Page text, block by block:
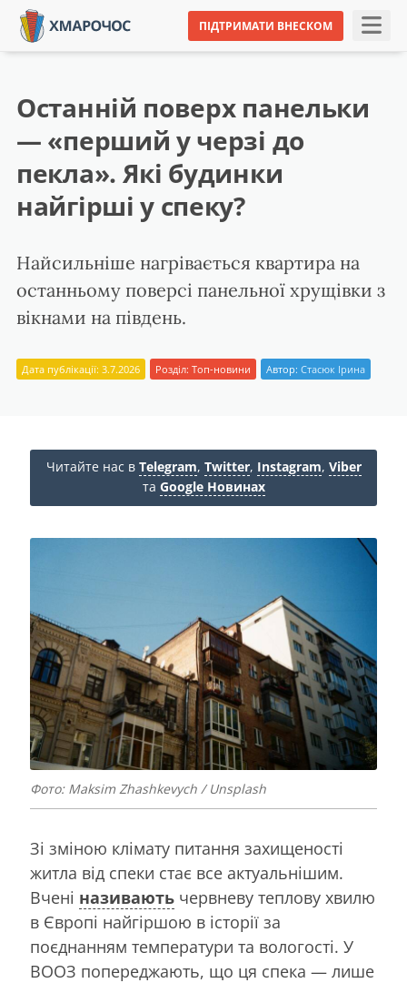
ПІДТРИМАТИ ВНЕСКОМ
Останній поверх панельки
— «перший у черзі до
пекла». Які будинки
найгірші у спеку?
Найсильніше нагрівається квартира на
останньому поверсі панельної хрущівки з
вікнами на південь.
Дата публікації: 3.7.2026 Розділ: Топ-новини Автор: Стасюк Ірина
Читайте нас в Telegram, Twitter, Instagram, Viber
та Google Новинах
Фото: Maksim Zhashkevych / Unsplash
Зі зміною клімату питання захищеності
житла від спеки стає все актуальнішим.
Вчені називають червневу теплову хвилю
в Європі найгіршою в історії за
поєднанням температури та вологості. У
ВООЗ попереджають, що ця спека — лише